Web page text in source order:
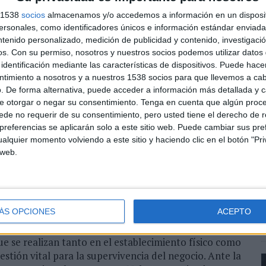
socios almacenamos y/o accedemos a información en un
como identificadores únicos e información estándar
personalizado, medición de publicidad y contenido,
Con su permiso, nosotros y nuestros socios podemos utilizar datos
mediante las características de dispositivos. Puede
a nosotros y a nuestros 1538 socios para que llevemos a
De forma alternativa, puede acceder a información más detallada y
otorgar o negar su consentimiento. Tenga en cuenta que algún
no requerir de su consentimiento, pero usted tiene el derecho de
se aplicarán solo a este sitio web. Puede cambiar sus
momento volviendo a este sitio y haciendo clic en el botón
OPCIONES ACEPTO
negocio en estos momentos, y se olviden del medio
el presente. Hoy, a apenas un mes vista
perdidos sobre cómo adaptarse a una norma
rechazadas y seguir generando ingresos”, explica
paragarantizar la seguridad del
la posibilidad de fraude. Para ello, la
de pago verifiquen la identidad del usuario
Esto supone que el sistema solicita al cliente
por ejemplo, su propio teléfono móvil), algo que
al usuario (como, por ejemplo, su huella
y, por tanto, se perdería la venta sin olvidar el
se realizan tanto en el establecimiento físico como
vital para la supervivencia del negocio. Ante la